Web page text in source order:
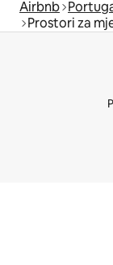
Airbnb
Prostori za